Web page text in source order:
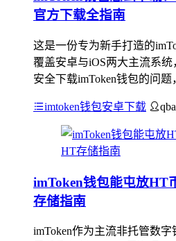
官方下载全指南
这是一份专为新手打造的
覆盖安卓与iOS两大主流系
安全下载imToken钱包的问
imtoken钱包安卓下载
imToken钱包能屯放HT
存储指南
imToken作为主流非托管数